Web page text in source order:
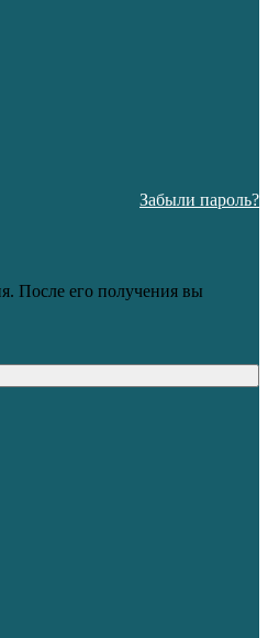
Забыли пароль?
После его получения вы